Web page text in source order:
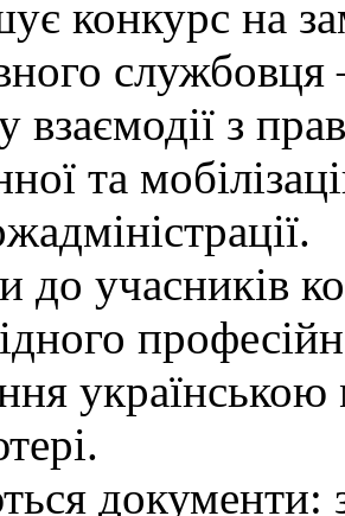
конкурс на
службовця
взаємодії з
та
до учасників
документи: